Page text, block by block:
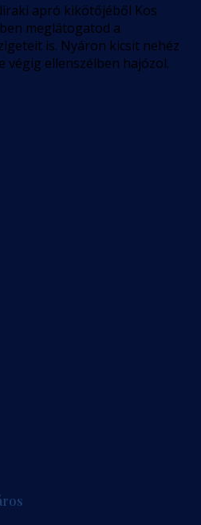
apró kikötőjéből Kos
meglátogatod a
is. Nyáron kicsit nehéz
végig ellenszélben hajózol.